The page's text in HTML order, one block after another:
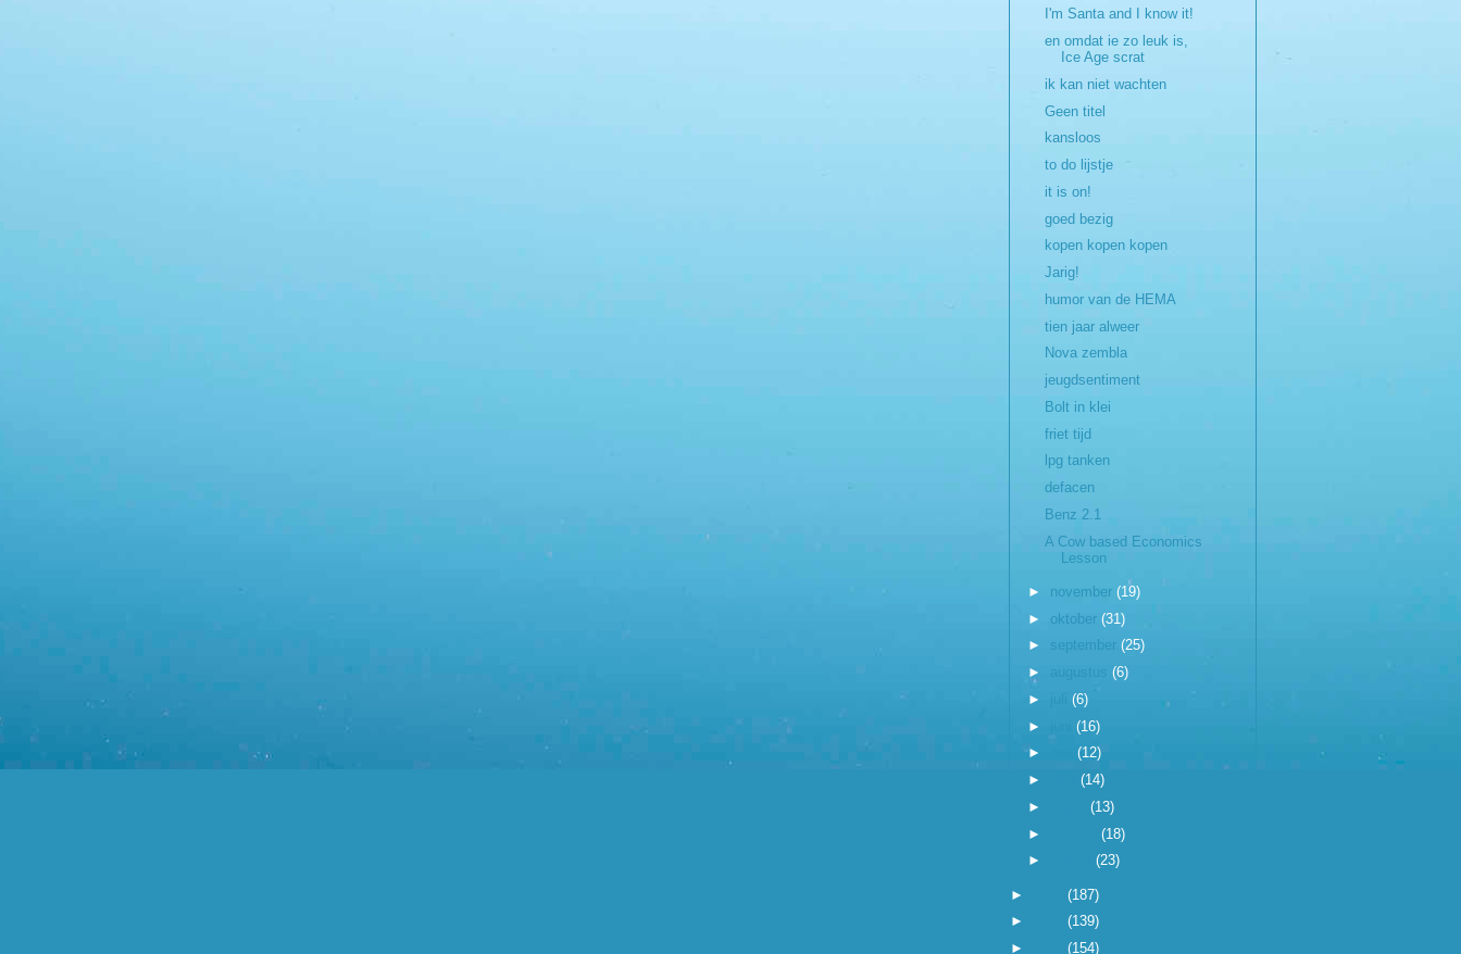
I'm Santa and I know it!
en omdat ie zo leuk is,
Ice Age scrat
ik kan niet wachten
Geen titel
kansloos
to do lijstje
it is on!
goed bezig
kopen kopen kopen
Jarig!
humor van de HEMA
tien jaar alweer
Nova zembla
jeugdsentiment
Bolt in klei
friet tijd
lpg tanken
defacen
Benz 2.1
A Cow based Economics
Lesson
► november (19)
► oktober (31)
► september (25)
►
(6)
►
(6)
►
(16)
►
(12)
►
(14)
►
(13)
►
(18)
►
(23)
►
(187)
►
(139)
►
(154)